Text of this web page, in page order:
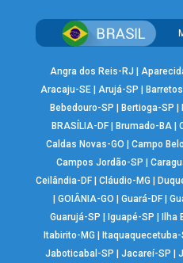
Angra dos Reis-RJ
Aracaju-SE |Arujá-SP
Bebedouro-SP
Bertioga-SP
BRASÍLIA-DF| Brumado-BA|
Caldas Novas-GO
|Campo
Campos Jordão-SP
Ceilândia-DF| Cláudio-MG
GOIÂNIA-GO Guará-DF|
Guarujá-SP
Iguapé-SP Ilha
Itabirito-MG
Itaquaquecetuba-
Jaboticabal-SP
Jacareí-SP